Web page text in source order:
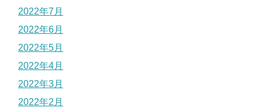
2022年7月
2022年6月
2022年5月
2022年4月
2022年3月
2022年2月